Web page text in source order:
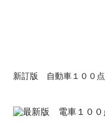
新訂版 自動車１００点